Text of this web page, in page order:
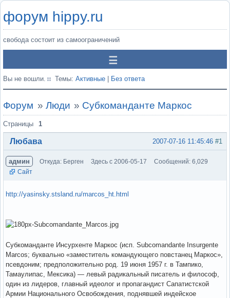
форум hippy.ru
свобода состоит из самоограничений
Вы не вошли. Темы: Активные Без ответа
Форум » Люди » Субкоманданте Маркос
Страницы 1
#1
2007-07-16 11:45:46
Любава
админ Откуда: Берген Здесь с 2006-05-17
Сообщений: 6,029
Сайт
http://yasinsky.stsland.ru/marcos_ht.html
Субкоманданте Инсурхенте Маркос (исп. Subcomandante Insurgente
Marcos; буквально «заместитель командующего повстанец Маркос»,
псевдоним; предположительно род. 19 июня 1957 г. в Тампико,
Тамаулипас, Мексика) — левый радикальный писатель и философ,
один из лидеров, главный идеолог и пропагандист Сапатистской
Армии Национального Освобождения, поднявшей индейское